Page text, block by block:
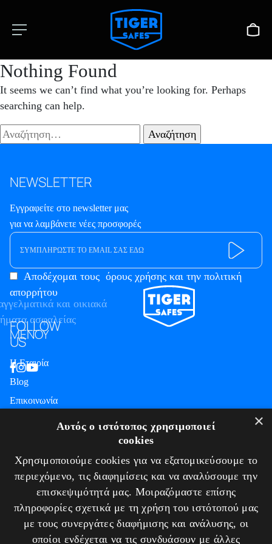
Nothing Found
It seems we can’t find what you’re looking for. Perhaps
searching can help.
Αναζήτηση
για:
NEWSLETTER
Εγγραφείτε στο newsletter μας
για να λαμβάνετε νέες προσφορές
Αποδέχομαι τους όρους χρήσης και την πολιτική
απορρήτου
FOLLOW
US
ΜΕΝΟΥ
Η Εταιρία
Blog
Επικοινωνία
Πιστοποιήσεις
Πολιτική απορρήτου
Τρόποι πληρωμής
Πολιτική Επιστροφών / Ακυρώσεων
ΕΠΙΚΟΙΝΩΝΙΑ
×
Αυτός ο ιστότοπος χρησιμοποιεί
cookies
Χρησιμοποιούμε cookies για να εξατομικεύσουμε το
περιεχόμενο, τις διαφημίσεις και να αναλύσουμε την
επισκεψιμότητά μας. Μοιραζόμαστε επίσης
πληροφορίες σχετικά με τη χρήση του ιστότοπού μας
με τους συνεργάτες διαφήμισης και ανάλυσης, οι
οποίοι ενδέχεται να τις συνδυάσουν με άλλες